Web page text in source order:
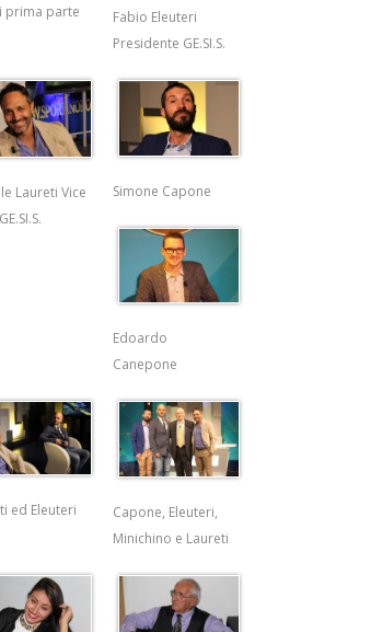
prima parte
Fabio Eleuteri
Presidente GE.SI.S.
Laureti Vice
Simone Capone
Edoardo
Canepone
ed Eleuteri
Capone, Eleuteri,
Minichino e Laureti